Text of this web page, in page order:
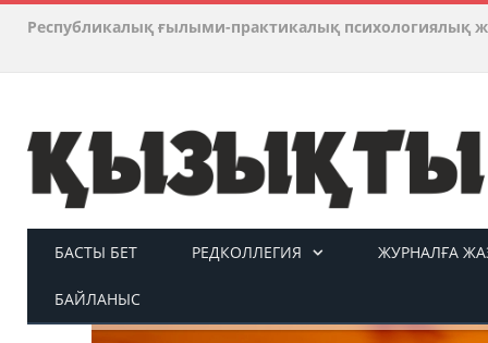
Республикалық ғылыми-практикалық психологиялық
БАСТЫ БЕТ РЕДКОЛЛЕГИЯ ЖУРНАЛҒА
БАЙЛАНЫС